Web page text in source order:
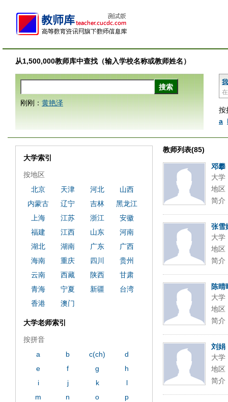
从1,500,000教师库中查找（输入学校名称或教师姓名）
按
a
刚刚： 黄艳泽
教师列表(85)
邓攀
大学
地区
简介
张雪
大学
地区
简介
陈晴
大学
地区
简介
刘娟
大学
地区
简介
大学索引
按地区
北京
天津 河北
山西
内蒙古
辽宁 吉林
黑龙江
上海
江苏 浙江
安徽
福建
江西 山东
河南
湖北
湖南 广东
广西
海南
重庆 四川
贵州
云南
西藏 陕西
甘肃
青海
宁夏 新疆
台湾
香港
澳门
大学老师索引
按拼音
a
b c(ch)
d
e
f g
h
i
j k
l
m
n o
p